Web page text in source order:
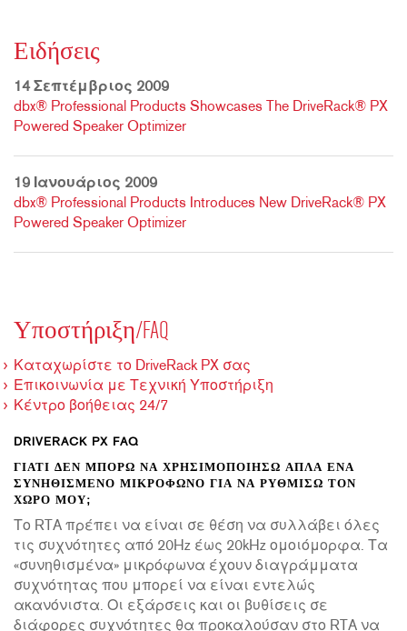
Ειδήσεις
14 Σεπτέμβριος 2009
dbx® Professional Products Showcases The DriveRack® PX
Powered Speaker Optimizer
19 Ιανουάριος 2009
dbx® Professional Products Introduces New DriveRack® PX
Powered Speaker Optimizer
Υποστήριξη/FAQ
Καταχωρίστε το DriveRack PX σας
Επικοινωνία με Τεχνική Υποστήριξη
Κέντρο βοήθειας 24/7
DRIVERACK PX FAQ
ΓΙΑΤΊ ΔΕΝ ΜΠΟΡΏ ΝΑ ΧΡΗΣΙΜΟΠΟΙΉΣΩ ΑΠΛΆ ΈΝΑ
ΣΥΝΗΘΙΣΜΈΝΟ ΜΙΚΡΌΦΩΝΟ ΓΙΑ ΝΑ ΡΥΘΜΊΣΩ ΤΟΝ
ΧΏΡΟ ΜΟΥ;
Το RTA πρέπει να είναι σε θέση να συλλάβει όλες
τις συχνότητες από 20Hz έως 20kHz ομοιόμορφα. Τα
«συνηθισμένα» μικρόφωνα έχουν διαγράμματα
συχνότητας που μπορεί να είναι εντελώς
ακανόνιστα. Οι εξάρσεις και οι βυθίσεις σε
διάφορες συχνότητες θα προκαλούσαν στο RTA να